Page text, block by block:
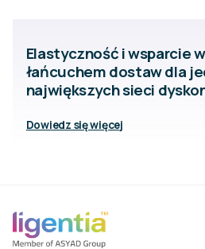
Elastyczność i wsparcie
łańcuchem dostaw dla
największych sieci
Dowiedz się więcej